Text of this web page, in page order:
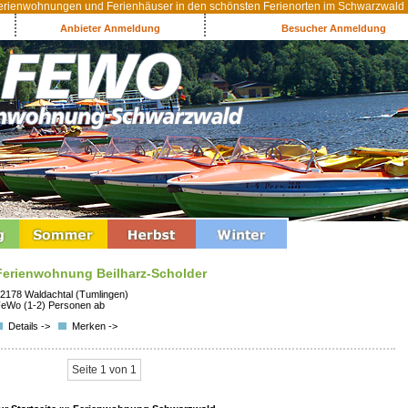
und Ferienhäuser in den schönsten Ferienorten im Schwarzwald
Anbieter Anmeldung Besucher Anmeldung
Beilharz-Scholder
Waldachtal (Tumlingen)
(1-2) Personen ab
Details ->
Merken ->
Seite 1 von 1